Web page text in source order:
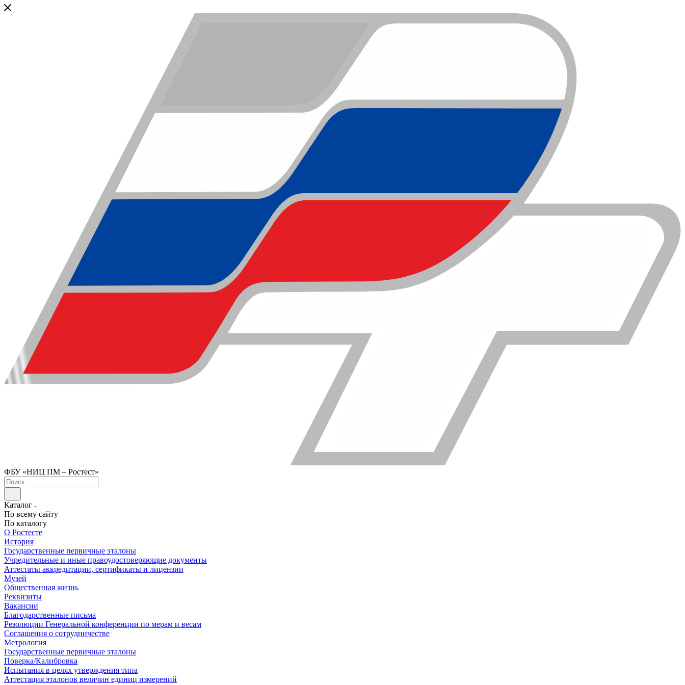
ФБУ «НИЦ ПМ – Ростест»
Каталог
По всему сайту
По каталогу
О Ростесте
История
Государственные первичные эталоны
Учредительные и иные правоудостоверяющие документы
Аттестаты аккредитации, сертификаты и лицензии
Музей
Общественная жизнь
Реквизиты
Вакансии
Благодарственные письма
Резолюции Генеральной конференции по мерам и весам
Соглашения о сотрудничестве
Метрология
Государственные первичные эталоны
Поверка/Калибровка
Испытания в целях утверждения типа
Аттестация эталонов величин единиц измерений